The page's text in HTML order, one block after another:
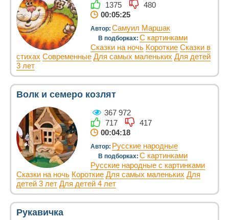
1375
480
00:05:25
Автор: Самуил Маршак
В подборках: С картинками
Сказки на ночь Короткие Сказки в
стихах Современные Для самых маленьких Для детей
3 лет
Волк и семеро козлят
367 972
717
417
00:04:18
Автор: Русские народные
В подборках: С картинками
Русские народные с картинками
Сказки на ночь Короткие Для самых маленьких Для
детей 3 лет Для детей 4 лет
Рукавичка